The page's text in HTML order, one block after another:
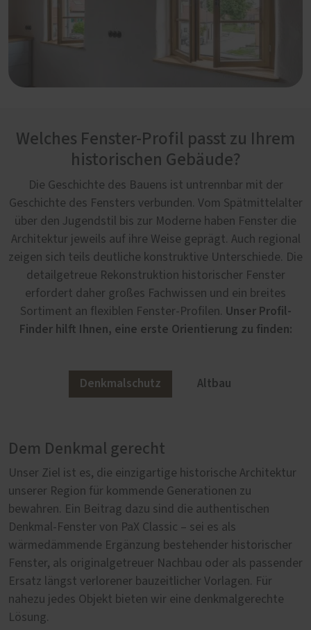
Welches Fenster-Profil passt zu Ihrem
historischen Gebäude?
Die Geschichte des Bauens ist untrennbar mit der
Geschichte des Fensters verbunden. Vom Spätmittelalter
über den Jugendstil bis zur Moderne haben Fenster die
Architektur jeweils auf ihre Weise geprägt. Auch regional
zeigen sich teils deutliche konstruktive Unterschiede. Die
detailgetreue Rekonstruktion historischer Fenster
erfordert daher großes Fachwissen und ein breites
Sortiment an flexiblen Fenster-Profilen. Unser Profil-
Finder hilft Ihnen, eine erste Orientierung zu finden:
Denkmalschutz Altbau
Dem Denkmal gerecht
Unser Ziel ist es, die einzigartige historische Architektur
unserer Region für kommende Generationen zu
bewahren. Ein Beitrag dazu sind die authentischen
Denkmal-Fenster von PaX Classic – sei es als
wärmedämmende Ergänzung bestehender historischer
Fenster, als originalgetreuer Nachbau oder als passender
Ersatz längst verlorener bauzeitlicher Vorlagen. Für
nahezu jedes Objekt bieten wir eine denkmalgerechte
Lösung.
Im Altbau authentisch
Nicht jeder Altbau ist automatisch denkmalgeschützt –
doch heißt das, dass man seine historische Fassade mit
unpassenden Fenstern entstellen sollte? Wir sagen: nein.
Mit den Fensterprofilen von PaX Classic, speziell für die
Sanierung von Altbauten entwickelt, lassen sich
harmonische Fassadengestaltung und moderner
Wohnkomfort perfekt verbinden.